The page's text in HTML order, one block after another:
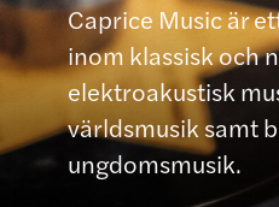
Caprice Music är
inom klassisk och
elektroakustisk
världsmusik samt
ungdomsmusik.